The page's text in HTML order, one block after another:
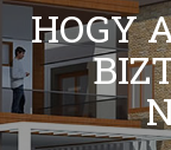
HOGY